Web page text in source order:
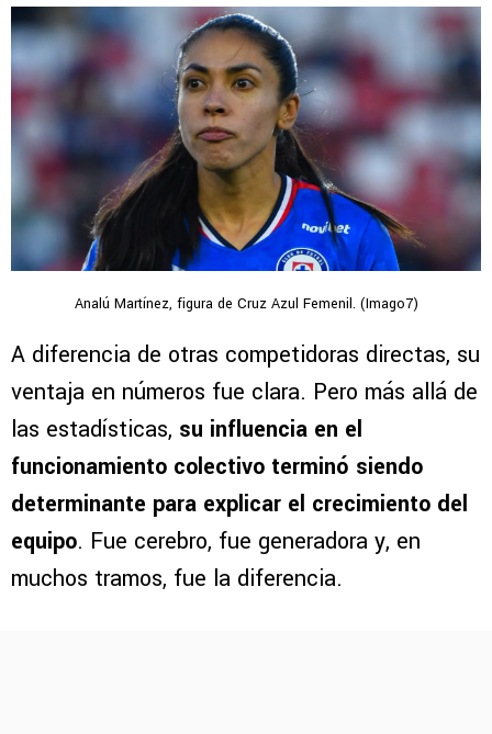
Analú Martínez, figura de Cruz Azul Femenil. (Imago7)
A diferencia de otras competidoras directas, su
ventaja en números fue clara. Pero más allá de
las estadísticas, su influencia en el
funcionamiento colectivo terminó siendo
determinante para explicar el crecimiento del
equipo. Fue cerebro, fue generadora y, en
muchos tramos, fue la diferencia.